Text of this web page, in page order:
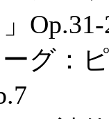
Op.31-
グ：